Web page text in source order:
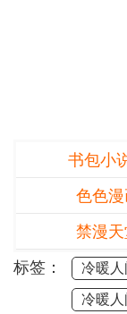
书包小
色色
禁漫天
标签：
冷暖人
冷暖人